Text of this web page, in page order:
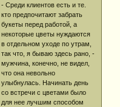
- Среди клиентов есть и те.
кто предпочитают забрать
букеты перед работой, а
некоторые цветы нуждаются
в отдельном уходе по утрам,
так что, я бываю здесь рано, -
мужчина, конечно, не видел,
что она невольно
улыбнулась. Начинать день
со встречи с цветами было
для нее лучшим способом